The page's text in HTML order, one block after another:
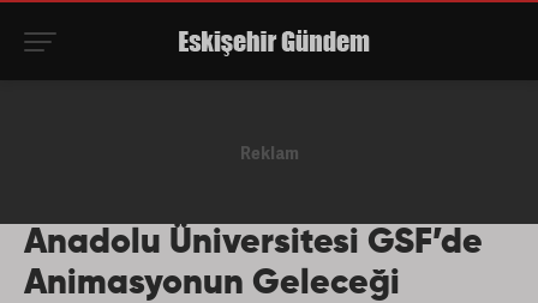
Anadolu Üniversitesi GSF’de
Animasyonun Geleceği